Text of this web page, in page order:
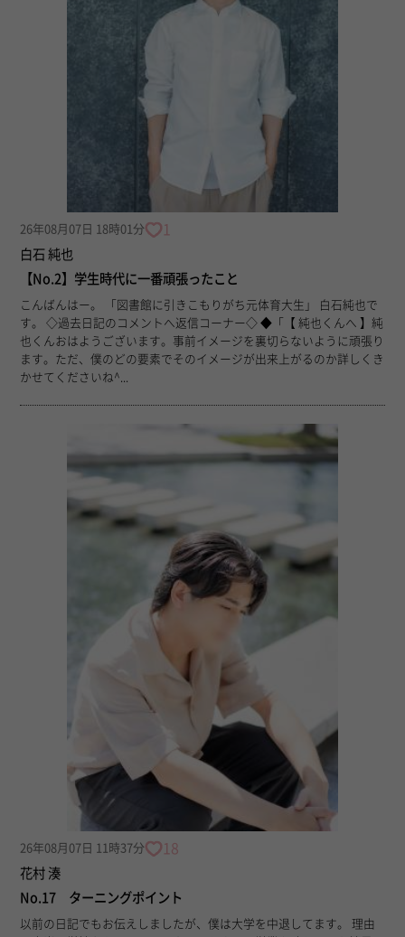
26年08月07日 18時01分 1
白石 純也
【No.2】学生時代に一番頑張ったこと
こんばんはー。 「図書館に引きこもりがち元体育大生」 白石純也で
す。 ◇過去日記のコメントへ返信コーナー◇ ◆「【 純也くんへ 】純
也くんおはようございます。事前イメージを裏切らないように頑張り
ます。ただ、僕のどの要素でそのイメージが出来上がるのか詳しくき
かせてくださいね^...
26年08月07日 11時37分 18
花村 湊
No.17 ターニングポイント
以前の日記でもお伝えしましたが、僕は大学を中退してます。 理由